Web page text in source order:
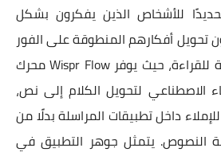
للأشخاص الذين يفكرون بشكل
تحويل أفكارهم المنطوقة على الفور
إلى كتابة واضحة وقابلة للقراءة، حيث يوفر Wispr Flow محرك
الاصطناعي لتحويل الكلام إلى نص،
داخل تطبيقات المراسلة بدلًا من
النصوص. يتمثل جوهر التطبيق في